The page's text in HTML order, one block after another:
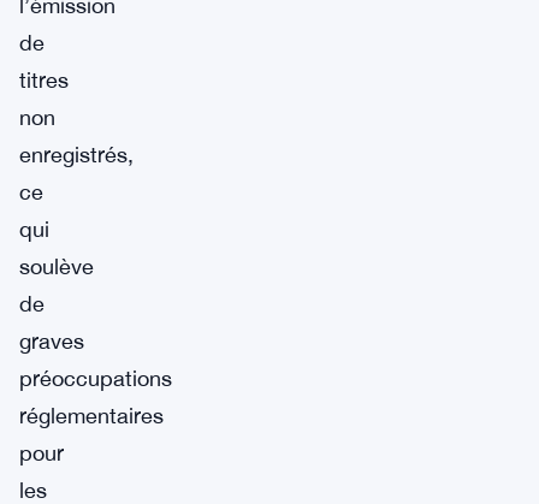
l’émission
de
titres
non
enregistrés,
ce
qui
soulève
de
graves
préoccupations
réglementaires
pour
les